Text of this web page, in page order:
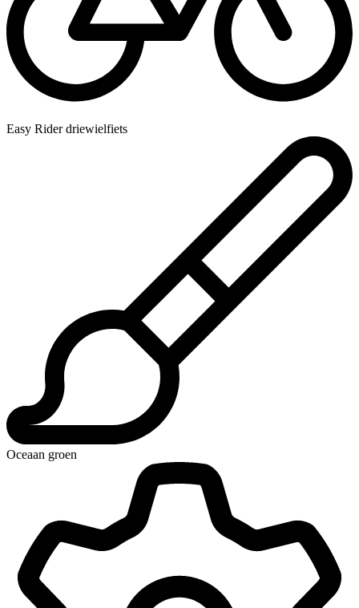
Easy Rider driewielfiets
Oceaan groen